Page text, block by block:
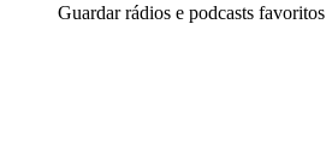
Guardar rádios e podcasts favoritos